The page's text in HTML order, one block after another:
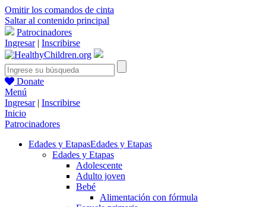
Omitir los comandos de cinta
Saltar al contenido principal
Patrocinadores
Ingresar| Inscribirse
Donate
Menú
Ingresar| Inscribirse
Inicio
Patrocinadores
Edades y EtapasEdades y Etapas
Edades y Etapas
Adolescente
Adulto joven
Bebé
Alimentación con fórmula